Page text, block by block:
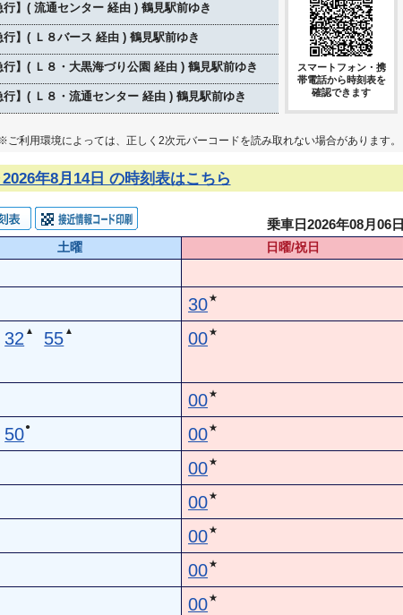
行】( 流通センター 経由 ) 鶴見駅前ゆき
行】( Ｌ８バース 経由 ) 鶴見駅前ゆき
行】( Ｌ８・大黒海づり公園 経由 ) 鶴見駅前ゆき
行】( Ｌ８・流通センター 経由 ) 鶴見駅前ゆき
スマートフォン・携
帯電話から時刻表を
確認できます
ご利用環境によっては、正しく2次元バーコードを読み取れない場合があります。
年8月14日 の時刻表はこちら
乗車日2026年08月06日
土曜
日曜/祝日
30★
32 ▲ 55 ▲ 00★
00★
50● 00★
00★
00★
00★
00★
00★